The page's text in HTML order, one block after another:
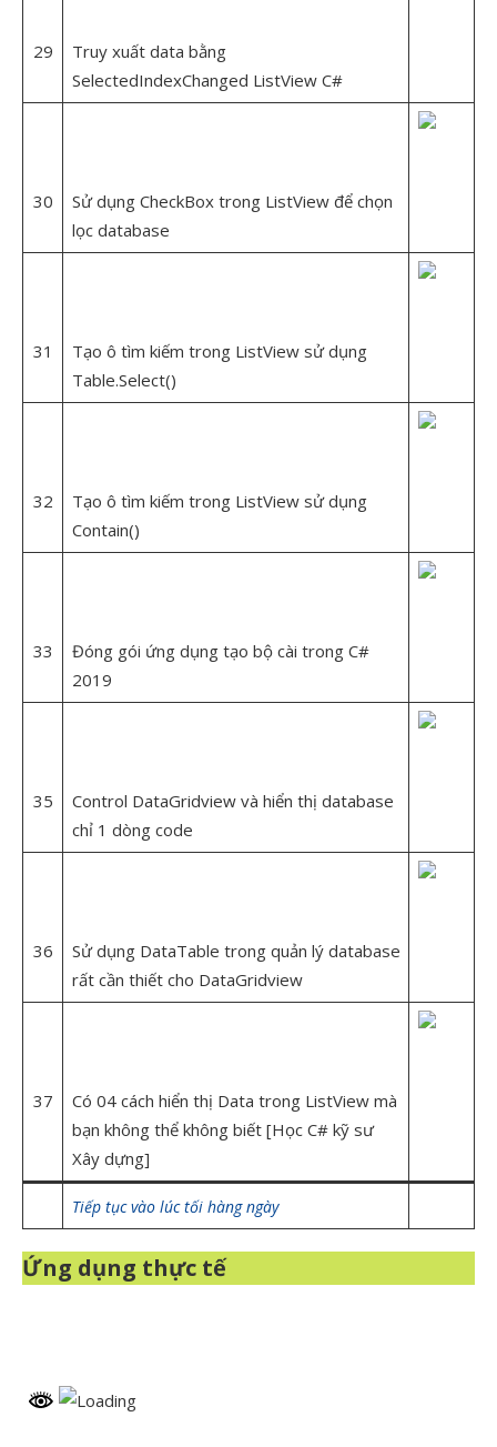
29
Truy xuất data bằng
SelectedIndexChanged ListView C#
30
Sử dụng CheckBox trong ListView để chọn
lọc database
31
Tạo ô tìm kiếm trong ListView sử dụng
Table.Select()
32
Tạo ô tìm kiếm trong ListView sử dụng
Contain()
33
Đóng gói ứng dụng tạo bộ cài trong C#
2019
35
Control DataGridview và hiển thị database
chỉ 1 dòng code
36
Sử dụng DataTable trong quản lý database
rất cần thiết cho DataGridview
37
Có 04 cách hiển thị Data trong ListView mà
bạn không thể không biết [Học C# kỹ sư
Xây dựng]
Tiếp tục vào lúc tối hàng ngày
Ứng dụng thực tế